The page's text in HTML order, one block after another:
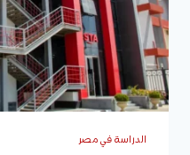
الدراسة في مصر